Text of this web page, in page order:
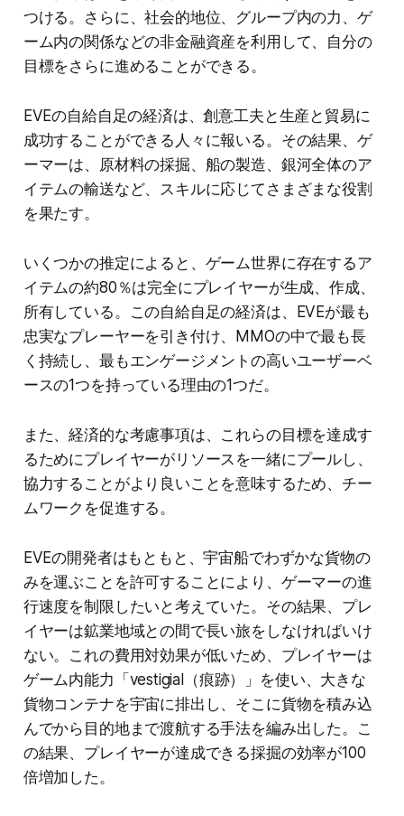
つける。さらに、社会的地位、グループ内の力、ゲ
ーム内の関係などの非金融資産を利用して、自分の
目標をさらに進めることができる。
EVEの自給自足の経済は、創意工夫と生産と貿易に
成功することができる人々に報いる。その結果、ゲ
ーマーは、原材料の採掘、船の製造、銀河全体のア
イテムの輸送など、スキルに応じてさまざまな役割
を果たす。
いくつかの推定によると、ゲーム世界に存在するア
イテムの約80％は完全にプレイヤーが生成、作成、
所有している。この自給自足の経済は、EVEが最も
忠実なプレーヤーを引き付け、MMOの中で最も長
く持続し、最もエンゲージメントの高いユーザーベ
ースの1つを持っている理由の1つだ。
また、経済的な考慮事項は、これらの目標を達成す
るためにプレイヤーがリソースを一緒にプールし、
協力することがより良いことを意味するため、チー
ムワークを促進する。
EVEの開発者はもともと、宇宙船でわずかな貨物の
みを運ぶことを許可することにより、ゲーマーの進
行速度を制限したいと考えていた。その結果、プレ
イヤーは鉱業地域との間で長い旅をしなければいけ
ない。これの費用対効果が低いため、プレイヤーは
ゲーム内能力「vestigial（痕跡）」を使い、大きな
貨物コンテナを宇宙に排出し、そこに貨物を積み込
んでから目的地まで渡航する手法を編み出した。こ
の結果、プレイヤーが達成できる採掘の効率が100
倍増加した。